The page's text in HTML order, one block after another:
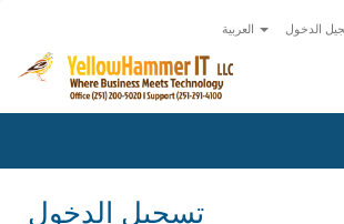
الدخول
تسجيل الدخول